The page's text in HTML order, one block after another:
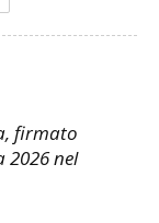
firmato
2026 nel